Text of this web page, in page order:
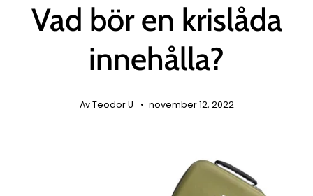
Vad bör en krislåda
innehålla?
Av Teodor U november 12, 2022